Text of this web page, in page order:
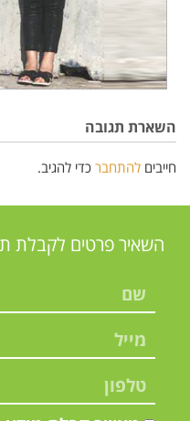
השארת תגובה
חייבים להתחבר כדי להגיב.
השאיר פרטים לקבלת